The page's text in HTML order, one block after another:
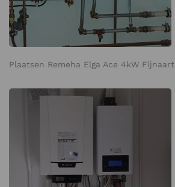
Plaatsen Remeha Elga Ace 4kW Fijnaart